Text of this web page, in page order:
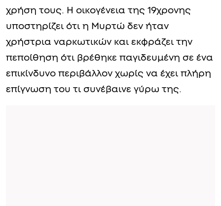
χρήση τους. Η οικογένεια της 19χρονης
υποστηρίζει ότι η Μυρτώ δεν ήταν
χρήστρια ναρκωτικών και εκφράζει την
πεποίθηση ότι βρέθηκε παγιδευμένη σε ένα
επικίνδυνο περιβάλλον χωρίς να έχει πλήρη
επίγνωση του τι συνέβαινε γύρω της.